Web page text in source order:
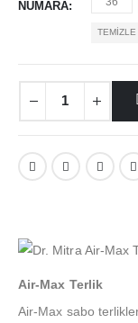
NUMARA
TEMIZLE
Air-Max Terlik
Air-Max sabo